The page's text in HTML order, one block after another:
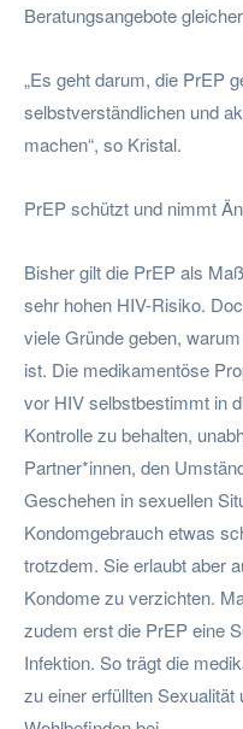
Beratungsangebote
„Es geht darum, die PrEP
selbstverständlichen und
machen“, so Kristal.
PrEP schützt und nimmt
Bisher gilt die PrEP als
sehr hohen HIV-Risiko.
viele Gründe geben,
ist. Die medikamentöse
vor HIV selbstbestimmt in
Kontrolle zu behalten,
Partner*innen, den
Geschehen in sexuellen
Kondomgebrauch etwas
trotzdem. Sie erlaubt aber
Kondome zu verzichten.
zudem erst die PrEP eine
Infektion. So trägt die
zu einer erfüllten